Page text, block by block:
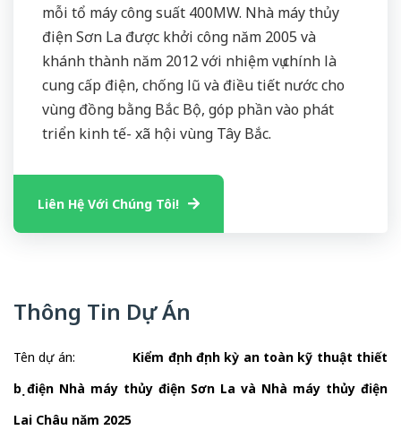
mỗi tổ máy công suất 400MW. Nhà máy thủy
điện Sơn La được khởi công năm 2005 và
khánh thành năm 2012 với nhiệm vụ chính là
cung cấp điện, chống lũ và điều tiết nước cho
vùng đồng bằng Bắc Bộ, góp phần vào phát
triển kinh tế- xã hội vùng Tây Bắc.
Liên Hệ Với Chúng Tôi!
Thông Tin Dự Án
Tên dự án: Kiểm định định kỳ an toàn kỹ thuật thiết
bị điện Nhà máy thủy điện Sơn La và Nhà máy thủy điện
Lai Châu năm 2025